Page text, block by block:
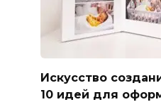
Искусство
10 идей для